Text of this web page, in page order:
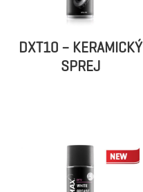
DXT10 – KERAMICKÝ
SPREJ